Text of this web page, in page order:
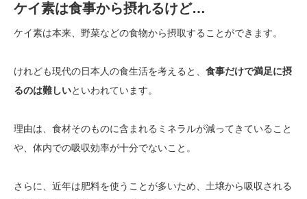
ケイ素は食事から摂れるけど…
ケイ素は本来、野菜などの食物から摂取することができます。
けれども現代の日本人の食生活を考えると、 食事だけで満足に摂
るのは難しいといわれています。
理由は、食材そのものに含まれるミネラルが減ってきていること
や、体内での吸収効率が十分でないこと。
さらに、近年は肥料を使うことが多いため、土壌から吸収される